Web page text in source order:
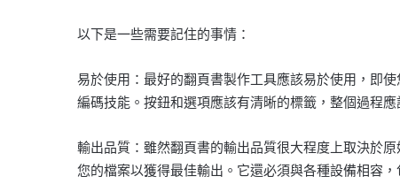
以下是一些需要記住的事情：
易於使用：最好的翻頁書製作工具應該易於使用，即
編碼技能。按鈕和選項應該有清晰的標籤，整個過程應
輸出品質：雖然翻頁書的輸出品質很大程度上取決於
您的檔案以獲得最佳輸出。它還必須與各種設備相容